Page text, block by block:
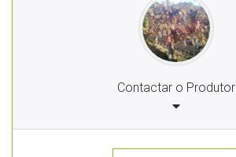
Contactar o Produtor